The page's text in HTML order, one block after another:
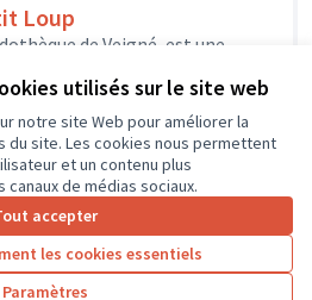
utilisés sur le site web
notre site Web pour améliorer la
du site. Les cookies nous permettent
et un contenu plus
de médias sociaux.
accepter
les cookies essentiels
Paramètres
Loup
de Veigné, est une
proposer...
local Veigné
par page : 50
3 4